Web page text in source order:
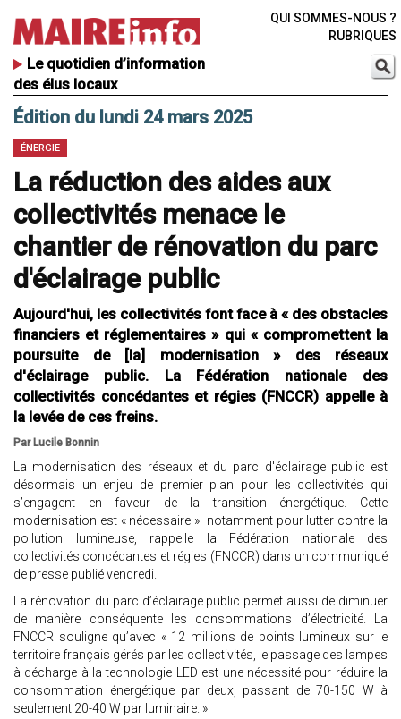
Le quotidien d’information
des élus locaux
QUI SOMMES-NOUS ?
RUBRIQUES
Édition du lundi 24 mars 2025
ÉNERGIE
La réduction des aides aux
collectivités menace le
chantier de rénovation du parc
d'éclairage public
Aujourd'hui, les collectivités font face à « des obstacles
financiers et réglementaires » qui « compromettent la
poursuite de [la] modernisation » des réseaux
d'éclairage public. La Fédération nationale des
collectivités concédantes et régies (FNCCR) appelle à
la levée de ces freins.
Par Lucile Bonnin
La modernisation des réseaux et du parc d'éclairage public est
désormais un enjeu de premier plan pour les collectivités qui
s’engagent en faveur de la transition énergétique. Cette
modernisation est « nécessaire » notamment pour lutter contre la
pollution lumineuse, rappelle la Fédération nationale des
collectivités concédantes et régies (FNCCR) dans un communiqué
de presse publié vendredi.
La rénovation du parc d’éclairage public permet aussi de diminuer
de manière conséquente les consommations d’électricité. La
FNCCR souligne qu’avec « 12 millions de points lumineux sur le
territoire français gérés par les collectivités, le passage des lampes
à décharge à la technologie LED est une nécessité pour réduire la
consommation énergétique par deux, passant de 70-150 W à
seulement 20-40 W par luminaire. »